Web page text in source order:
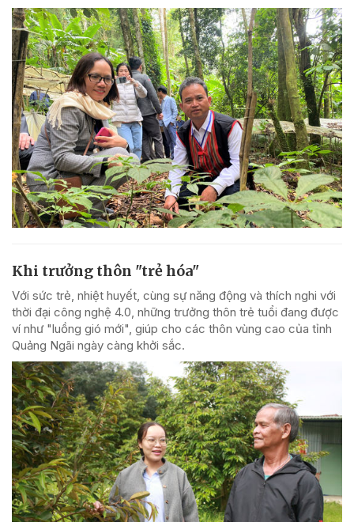
Khi trưởng thôn "trẻ hóa"
Với sức trẻ, nhiệt huyết, cùng sự năng động và thích nghi với
thời đại công nghệ 4.0, những trưởng thôn trẻ tuổi đang được
ví như "luồng gió mới", giúp cho các thôn vùng cao của tỉnh
Quảng Ngãi ngày càng khởi sắc.